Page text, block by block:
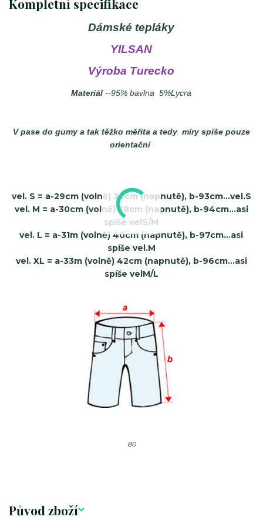
Kompletní specifikace
Dámské tepláky
YILSAN
Výroba Turecko
Materiál --95% bavlna 5%Lycra
V pase do gumy a tak těžko měřita a tedy míry spíše pouze
orientační
vel. S = a-29cm (volně) 36cm (napnutě), b-93cm...vel.S
vel. M = a-30cm (volně) 38cm (napnutě), b-94cm...asi
spíše velS/M
vel. L = a-31m (volně) 40cm (napnutě), b-97cm...asi
spíše vel.M
vel. XL = a-33m (volně) 42cm (napnutě), b-96cm...asi
spíše velM/L
80
Původ zboží